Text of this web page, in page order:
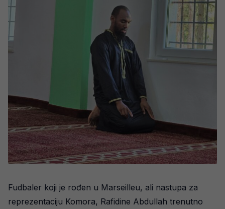
Fudbaler koji je rođen u Marseilleu, ali nastupa za
reprezentaciju Komora, Rafidine Abdullah trenutno